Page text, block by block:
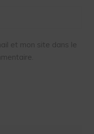
et mon site dans le